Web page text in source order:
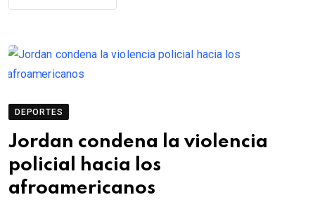
DEPORTES
Jordan condena la violencia
policial hacia los
afroamericanos